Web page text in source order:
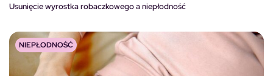
Usunięcie wyrostka robaczkowego a niepłodność
NIEPŁODNOŚĆ